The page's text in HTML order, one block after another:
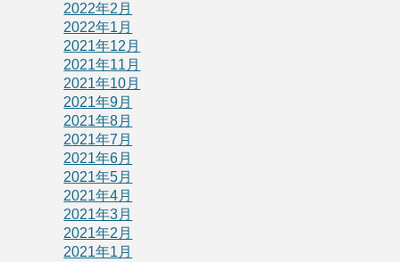
2022年2月
2022年1月
2021年12月
2021年11月
2021年10月
2021年9月
2021年8月
2021年7月
2021年6月
2021年5月
2021年4月
2021年3月
2021年2月
2021年1月